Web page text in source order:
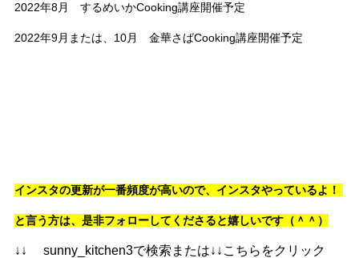
2022年8月 するめいかCooking講座開催予定
2022年9月または、10月 金華さばCooking講座開催予定
インスタの更新が一番頻度が高いので、インスタやっているよ！
と言う方は、是非フォローしてくださると嬉しいです（＾＾）
↓↓ sunny_kitchen3で検索または↓↓こちらをクリック